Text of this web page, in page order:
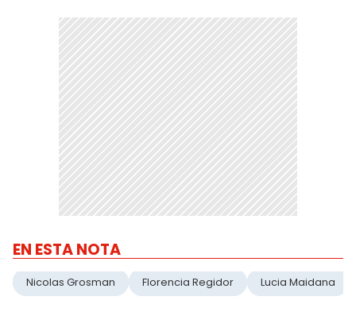
EN ESTA NOTA
Nicolas Grosman Florencia Regidor Lucia Maidana